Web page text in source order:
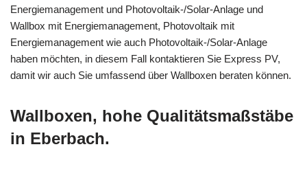
Energiemanagement und Photovoltaik-/Solar-Anlage und
Wallbox mit Energiemanagement, Photovoltaik mit
Energiemanagement wie auch Photovoltaik-/Solar-Anlage
haben möchten, in diesem Fall kontaktieren Sie Express PV,
damit wir auch Sie umfassend über Wallboxen beraten können.
Wallboxen, hohe Qualitätsmaßstäbe
in Eberbach.